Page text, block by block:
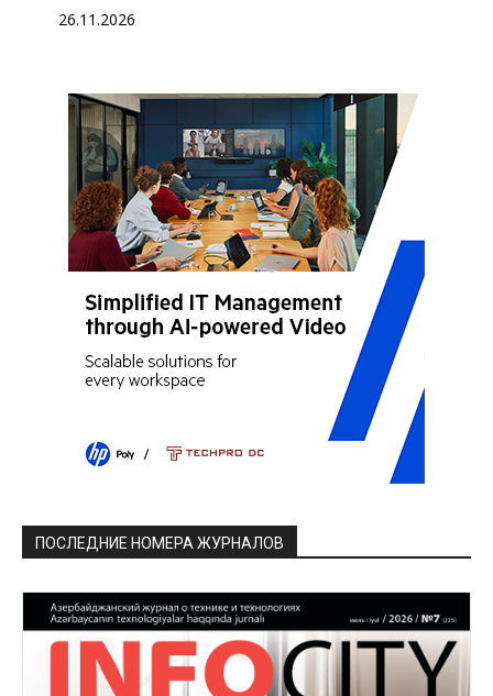
26.11.2026
ПОСЛЕДНИЕ НОМЕРА ЖУРНАЛОВ